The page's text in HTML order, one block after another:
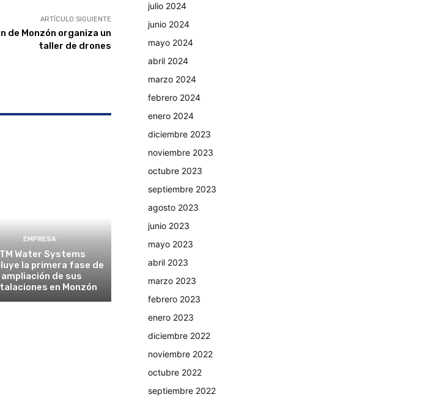
ARTÍCULO SIGUIENTE
de Monzón organiza un
taller de drones
EMPRESA
Water Systems
la primera fase de
ampliación de sus
en Monzón
julio 2024
junio 2024
mayo 2024
abril 2024
marzo 2024
febrero 2024
enero 2024
diciembre 2023
noviembre 2023
octubre 2023
septiembre 2023
agosto 2023
junio 2023
mayo 2023
abril 2023
marzo 2023
febrero 2023
enero 2023
diciembre 2022
noviembre 2022
octubre 2022
septiembre 2022